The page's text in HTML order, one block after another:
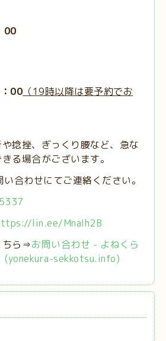
00
00 （19時以降は要予約でお
捻挫、ぎっくり腰など、急な
る場合がございます。
合わせにてご連絡ください。
lin.ee/MnaIh2B
ちら⇒お問い合わせ - よねくら
(yonekura-sekkotsu.info)